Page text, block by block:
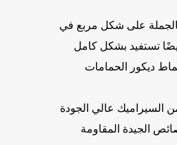
على شكل مربع في
تستفيد بشكل كامل
ديكور الحمامات
السيراميك عالي الجودة
الجيدة المقاومة